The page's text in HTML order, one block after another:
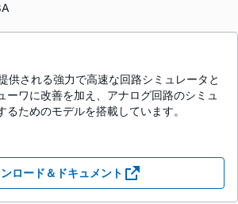
供される強力で高速な回路シミュレータと
ーワに改善を加え、アナログ回路のシミュ
るためのモデルを搭載しています。
ロード＆ドキュメント